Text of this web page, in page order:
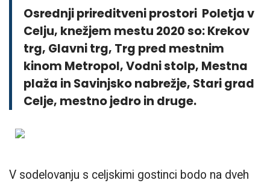
Osrednji prireditveni prostori Poletja v
Celju, knežjem mestu 2020 so: Krekov
trg, Glavni trg, Trg pred mestnim
kinom Metropol, Vodni stolp, Mestna
plaža in Savinjsko nabrežje, Stari grad
Celje, mestno jedro in druge.
V sodelovanju s celjskimi gostinci bodo na dveh